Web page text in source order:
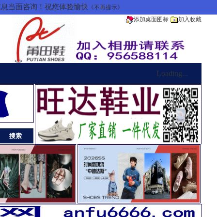
当面咨询！祝您体验愉快《不再提示》
添加桌面图标
加入收藏
Loading...